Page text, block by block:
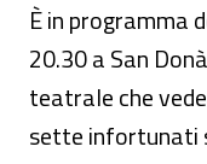
È in programma
20.30 a San
teatrale che
sette infortunati